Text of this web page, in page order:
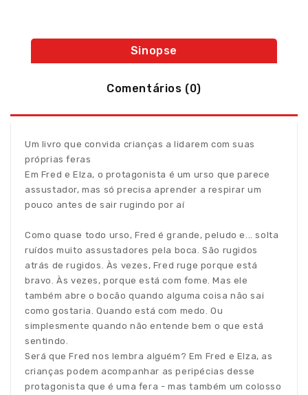
Sinopse
Comentários (0)
Um livro que convida crianças a lidarem com suas
próprias feras
Em Fred e Elza, o protagonista é um urso que parece
assustador, mas só precisa aprender a respirar um
pouco antes de sair rugindo por aí
Como quase todo urso, Fred é grande, peludo e... solta
ruídos muito assustadores pela boca. São rugidos
atrás de rugidos. Às vezes, Fred ruge porque está
bravo. Às vezes, porque está com fome. Mas ele
também abre o bocão quando alguma coisa não sai
como gostaria. Quando está com medo. Ou
simplesmente quando não entende bem o que está
sentindo.
Será que Fred nos lembra alguém? Em Fred e Elza, as
crianças podem acompanhar as peripécias desse
protagonista que é uma fera - mas também um colosso